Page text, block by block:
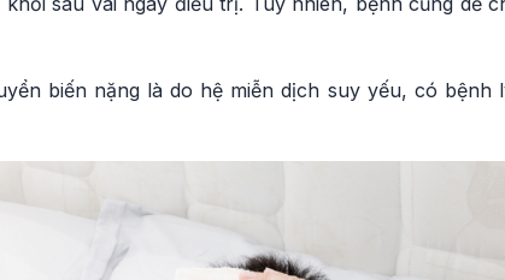
biến nặng là do hệ miễn dịch suy yếu, có bệnh